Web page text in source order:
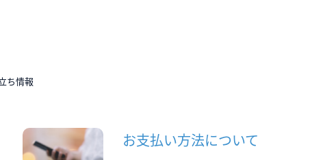
ち情報
お支払い方法について